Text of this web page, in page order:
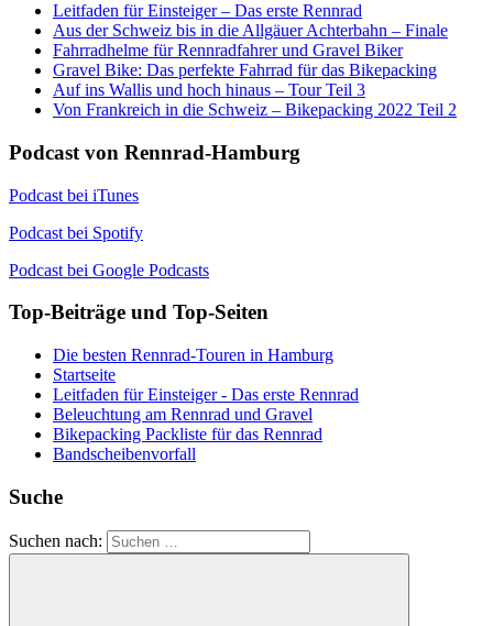
Leitfaden für Einsteiger – Das erste Rennrad
Aus der Schweiz bis in die Allgäuer Achterbahn – Finale
Fahrradhelme für Rennradfahrer und Gravel Biker
Gravel Bike: Das perfekte Fahrrad für das Bikepacking
Auf ins Wallis und hoch hinaus – Tour Teil 3
Von Frankreich in die Schweiz – Bikepacking 2022 Teil 2
Podcast von Rennrad-Hamburg
Podcast bei iTunes
Podcast bei Spotify
Podcast bei Google Podcasts
Top-Beiträge und Top-Seiten
Die besten Rennrad-Touren in Hamburg
Startseite
Leitfaden für Einsteiger - Das erste Rennrad
Beleuchtung am Rennrad und Gravel
Bikepacking Packliste für das Rennrad
Bandscheibenvorfall
Suche
Suchen nach: